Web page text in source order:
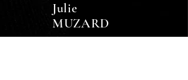
Julie
MUZARD